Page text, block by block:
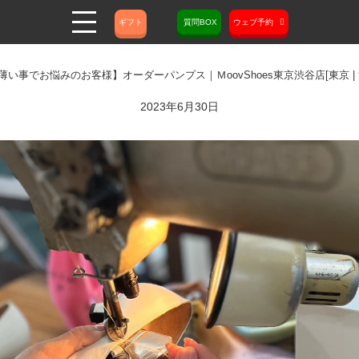
ギフト 質問BOX ウェブ予約
い事でお悩みのお客様】オーダーパンプス｜ＭoovShoes東京渋谷店[東京 |
2023年6月30日